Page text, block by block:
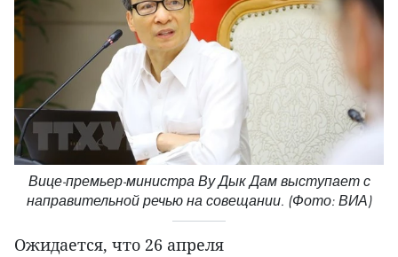
Вице-премьер-министра Ву Дык Дам выступает с
направительной речью на совещании. (Фото: ВИА)
Ожидается, что 26 апреля